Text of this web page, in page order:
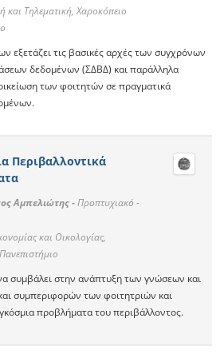
και Τηλεματική, Χαροκόπειο
εξετάζει τις βασικές αρχές των συγχρόνων
δεδομένων (ΣΔΒΔ) και παράλληλα
των φοιτητών σε πραγματικά
Περιβαλλοντικά
Αμπελιώτης -Προπτυχιακό -
και Οικολογίας,
συμβάλει στην ανάπτυξη των γνώσεων και
συμπεριφορών των φοιτητριών και
προβλήματα του περιβάλλοντος.